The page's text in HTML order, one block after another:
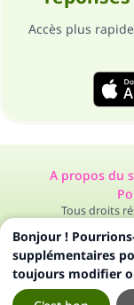
Accès plus
A propos du
Tous droits
Bonjour !
supplémentaires
toujours modifier